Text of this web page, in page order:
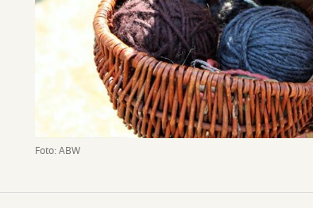
Foto: ABW